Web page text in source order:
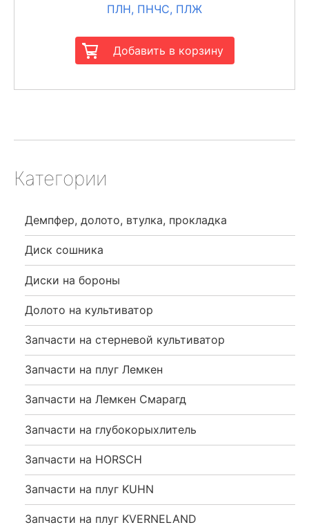
ПЛН, ПНЧС, ПЛЖ
Категории
Демпфер, долото, втулка, прокладка
Диск сошника
Диски на бороны
Долото на культиватор
Запчасти на стерневой культиватор
Запчасти на плуг Лемкен
Запчасти на Лемкен Смарагд
Запчасти на глубокорыхлитель
Запчасти на HORSCH
Запчасти на плуг KUHN
Запчасти на плуг KVERNELAND